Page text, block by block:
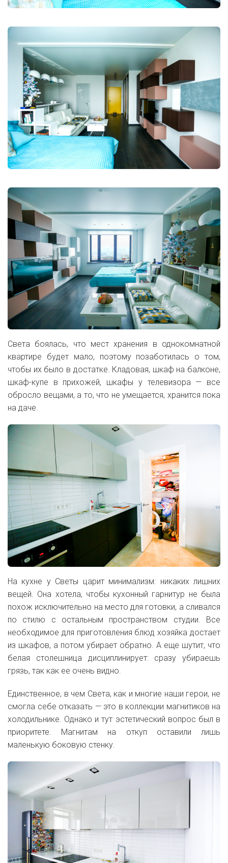
Света боялась, что мест хранения в однокомнатной
квартире будет мало, поэтому позаботилась о том,
чтобы их было в достатке. Кладовая, шкаф на балконе,
шкаф-купе в прихожей, шкафы у телевизора — все
обросло вещами, а то, что не умещается, хранится пока
на даче.
На кухне у Светы царит минимализм: никаких лишних
вещей. Она хотела, чтобы кухонный гарнитур не была
похож исключительно на место для готовки, а сливался
по стилю с остальным пространством студии. Все
необходимое для приготовления блюд хозяйка достает
из шкафов, а потом убирает обратно. А еще шутит, что
белая столешница дисциплинирует: сразу убираешь
грязь, так как ее очень видно.
Единственное, в чем Света, как и многие наши герои, не
смогла себе отказать — это в коллекции магнитиков на
холодильнике. Однако и тут эстетический вопрос был в
приоритете. Магнитам на откуп оставили лишь
маленькую боковую стенку.